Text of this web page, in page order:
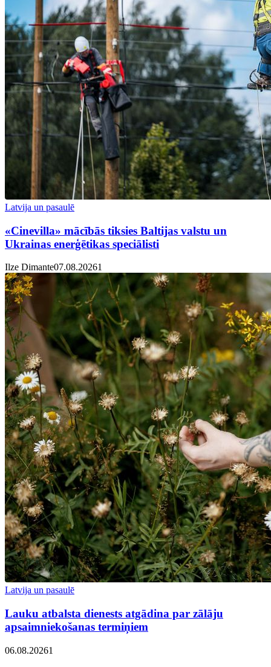
Latvija un pasaulē
«Cinevilla» mācībās tiksies Baltijas valstu un
Ukrainas enerģētikas speciālisti
Ilze Dimante07.08.20261
Latvija un pasaulē
Lauku atbalsta dienests atgādina par zālāju
apsaimniekošanas termiņiem
06.08.20261